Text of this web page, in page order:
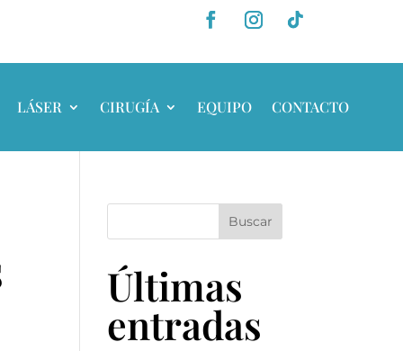
LÁSER CIRUGÍA EQUIPO CONTACTO
Buscar
Últimas
entradas